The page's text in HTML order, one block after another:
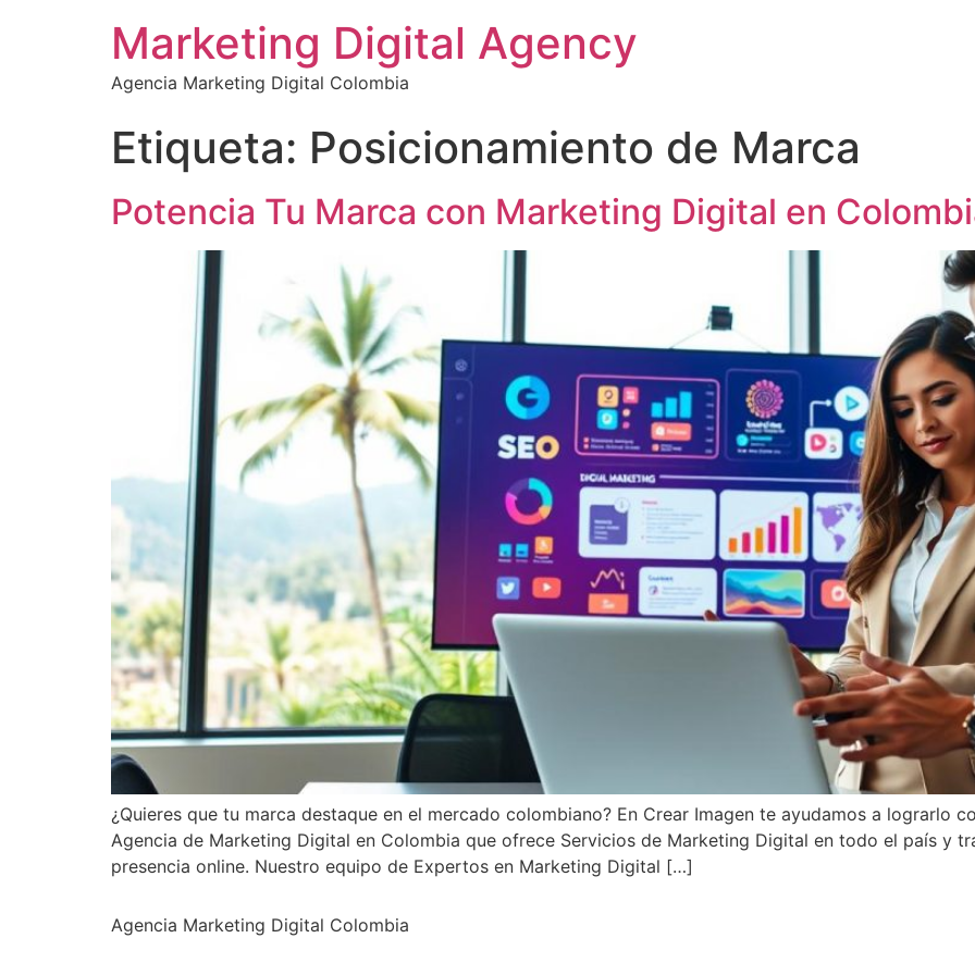
Marketing Digital Agency
Agencia Marketing Digital Colombia
Etiqueta: Posicionamiento de Marca
Potencia Tu Marca con Marketing Digital en
¿Quieres que tu marca destaque en el mercado colombiano? En Crear Imagen te ayudamos a lograrlo
Agencia de Marketing Digital en Colombia que ofrece Servicios de Marketing Digital en todo el país y
presencia online. Nuestro equipo de Expertos en Marketing Digital […]
Agencia Marketing Digital Colombia